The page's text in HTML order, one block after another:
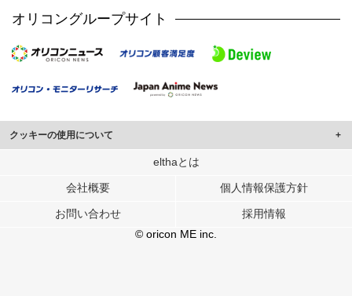
オリコングループサイト
クッキーの使用について
このサイトでは Cookie を使用して、ユーザーに合わせたコンテンツや広告の
行っています。
メディアや広告配信、データ解析の各パートナーに提供しています。
各パートナーは、この情報とユーザーが各パートナーに提供した他の情報や、
ユーザーが各パートナーのサービスを使用したときに収集した他の情報を組み
elthaとは
会社概要 個人情報保護方針
お問い合わせ
採用情報
© oricon ME inc.